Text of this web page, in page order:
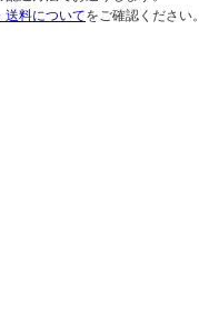
送料についてをご確認ください。